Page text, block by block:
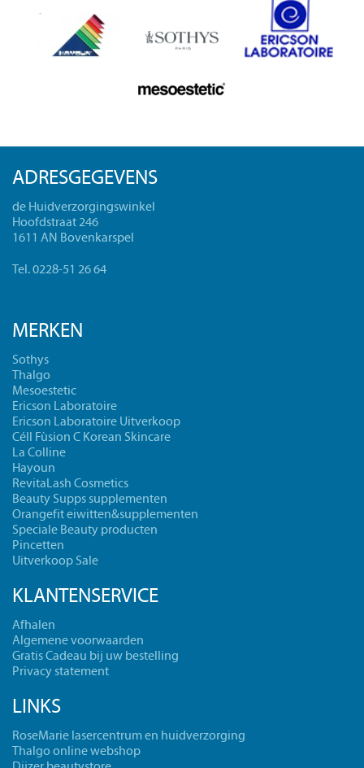
ADRESGEGEVENS
de Huidverzorgingswinkel
Hoofdstraat 246
1611 AN Bovenkarspel
Tel. 0228-51 26 64
MERKEN
Sothys
Thalgo
Mesoestetic
Ericson Laboratoire
Ericson Laboratoire Uitverkoop
Céll Fùsion C Korean Skincare
La Colline
Hayoun
RevitaLash Cosmetics
Beauty Supps supplementen
Orangefit eiwitten&supplementen
Speciale Beauty producten
Pincetten
Uitverkoop Sale
KLANTENSERVICE
Afhalen
Algemene voorwaarden
Gratis Cadeau bij uw bestelling
Privacy statement
LINKS
RoseMarie lasercentrum en huidverzorging
Thalgo online webshop